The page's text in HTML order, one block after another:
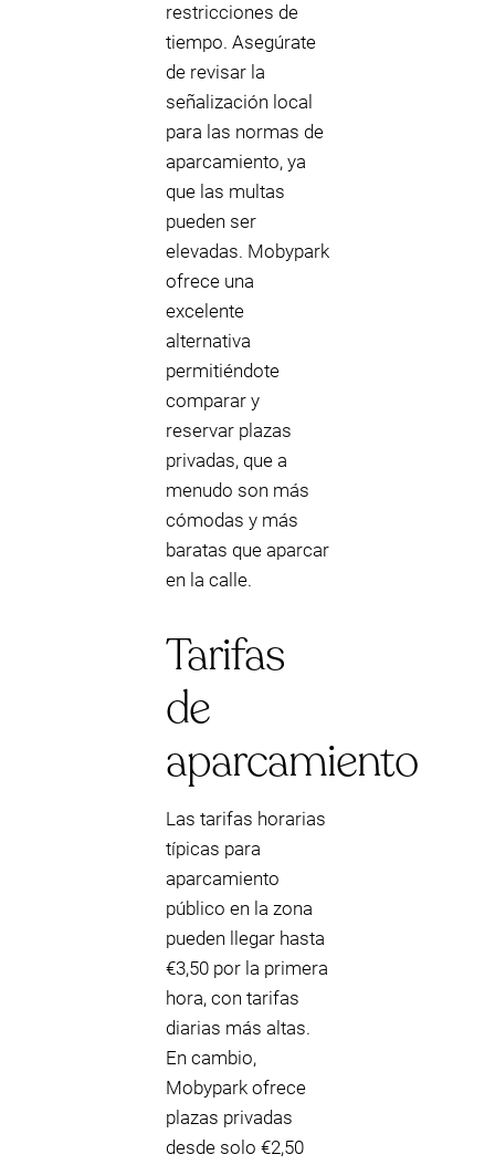
restricciones de
tiempo. Asegúrate
de revisar la
señalización local
para las normas de
aparcamiento, ya
que las multas
pueden ser
elevadas. Mobypark
ofrece una
excelente
alternativa
permitiéndote
comparar y
reservar plazas
privadas, que a
menudo son más
cómodas y más
baratas que aparcar
en la calle.
Tarifas
de
aparcamiento
Las tarifas horarias
típicas para
aparcamiento
público en la zona
pueden llegar hasta
€3,50 por la primera
hora, con tarifas
diarias más altas.
En cambio,
Mobypark ofrece
plazas privadas
desde solo €2,50